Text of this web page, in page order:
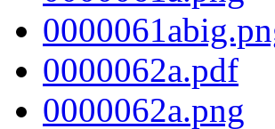
0000062a.pdf
0000062a.png